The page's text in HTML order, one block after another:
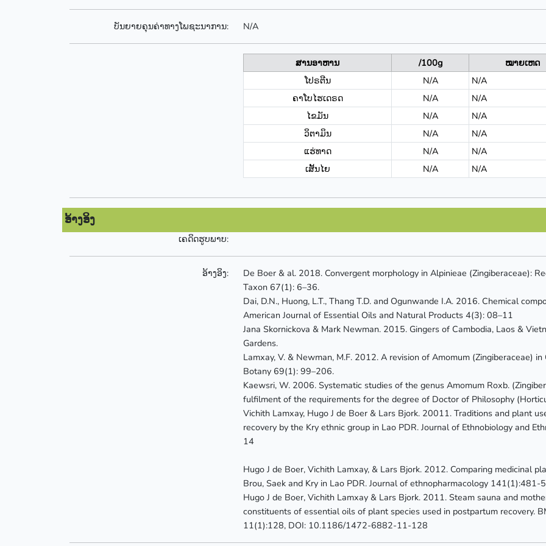
ບັນຍາຍຄຸນຄ່າທາງໂພຊະນາການ: N/A
ສານອາຫານ /100g
ໝາຍເຫດ
ໂປຣຕີນ
N/A
N/A
ຄາໂບໄຮເດຣດ
N/A
N/A
ໄຂມັນ
N/A
N/A
ວິຕາມິນ
N/A
N/A
ແຮ່ທາດ
N/A
N/A
ເສັ້ນໄຍ
N/A N/A
ອ້າງອິງ
ເຄດິດຮູບພາບ:
ອ້າງອິງ:
De Boer & al. 2018. Convergent morphology in Alpinieae (Zingiberaceae):
Taxon 67(1): 6–36.
Dai, D.N., Huong, L.T., Thang T.D. and Ogunwande I.A. 2016. Chemical
American Journal of Essential Oils and Natural Products 4(3): 08–11
Jana Skornickova & Mark Newman. 2015. Gingers of Cambodia, Laos &
Gardens.
Lamxay, V. & Newman, M.F. 2012. A revision of Amomum (Zingiberaceae)
Botany 69(1): 99–206.
Kaewsri, W. 2006. Systematic studies of the genus Amomum Roxb.
fulfilment of the requirements for the degree of Doctor of Philosophy
Vichith Lamxay, Hugo J de Boer & Lars Bjork. 20011. Traditions and plant
recovery by the Kry ethnic group in Lao PDR. Journal of Ethnobiology and
14
Hugo J de Boer, Vichith Lamxay, & Lars Bjork. 2012. Comparing medicinal
Brou, Saek and Kry in Lao PDR. Journal of ethnopharmacology
Hugo J de Boer, Vichith Lamxay & Lars Bjork. 2011. Steam sauna and
constituents of essential oils of plant species used in postpartum recovery.
11(1):128, DOI: 10.1186/1472-6882-11-128